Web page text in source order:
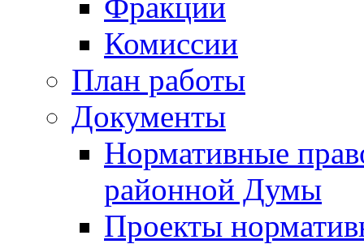
Комиссии
План работы
Документы
Нормативные
районной Думы
Проекты